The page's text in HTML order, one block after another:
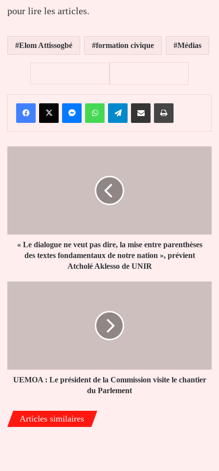
pour lire les articles.
Elom Attissogbé formation civique Médias
FacebookX MessengerWhatsAppTelegramPartager par email Imprimer
mise
entre
parenthèses
UNIR
« Le dialogue ne veut pas dire, la mise entre parenthèses
des textes fondamentaux de notre nation », prévient
Atcholé Aklesso de UNIR
le
chantier
UEMOA : Le président de la Commission visite le chantier
du Parlement
Articles similaires